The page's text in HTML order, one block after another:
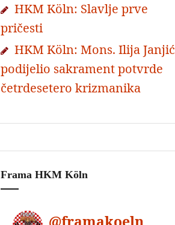
HKM Köln: Slavlje prve
pričesti
HKM Köln: Mons. Ilija Janjić
podijelio sakrament potvrde
četrdesetero krizmanika
Frama HKM Köln